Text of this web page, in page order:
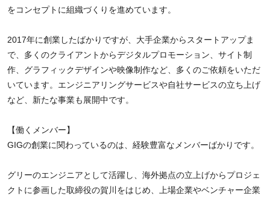
をコンセプトに組織づくりを進めています。
2017年に創業したばかりですが、大手企業からスタートアップま
で、多くのクライアントからデジタルプロモーション、サイト制
作、グラフィックデザインや映像制作など、多くのご依頼をいただ
いています。エンジニアリングサービスや自社サービスの立ち上げ
など、新たな事業も展開中です。
【働くメンバー】
GIGの創業に関わっているのは、経験豊富なメンバーばかりです。
グリーのエンジニアとして活躍し、海外拠点の立上げからプロジェ
クトに参画した取締役の賀川をはじめ、上場企業やベンチャー企業